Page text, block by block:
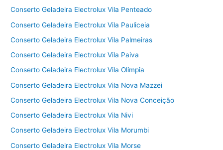
Conserto Geladeira Electrolux Vila Penteado
Conserto Geladeira Electrolux Vila Pauliceia
Conserto Geladeira Electrolux Vila Palmeiras
Conserto Geladeira Electrolux Vila Paiva
Conserto Geladeira Electrolux Vila Olímpia
Conserto Geladeira Electrolux Vila Nova Mazzei
Conserto Geladeira Electrolux Vila Nova Conceição
Conserto Geladeira Electrolux Vila Nivi
Conserto Geladeira Electrolux Vila Morumbi
Conserto Geladeira Electrolux Vila Morse